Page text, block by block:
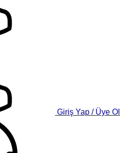
Giriş Yap / Üye Ol